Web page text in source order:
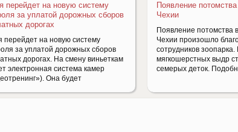
перейдет на новую систему
за уплатой дорожных сборов
дорогах
перейдет на новую систему
за уплатой дорожных сборов
дорогах. На смену виньеткам
электронная система камер
Она будет
Появление
Чехии
Появление потомства
Чехии произошло
сотрудников
мягкошерстных выдр
семерых деток.